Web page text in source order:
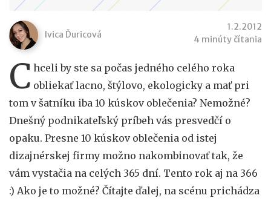
Ivica Ďuricová
1.2.2012
4 minúty čítania
C hceli by ste sa počas jedného celého roka
obliekať lacno, štýlovo, ekologicky a mať pri
tom v šatníku iba 10 kúskov oblečenia? Nemožné?
Dnešný podnikateľský príbeh vás presvedčí o
opaku. Presne 10 kúskov oblečenia od istej
dizajnérskej firmy možno nakombinovať tak, že
vám vystačia na celých 365 dní. Tento rok aj na 366
:) Ako je to možné? Čítajte ďalej, na scénu prichádza